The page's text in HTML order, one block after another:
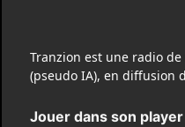
Tranzion est une radio
(pseudo IA), en diffusion
Jouer dans son